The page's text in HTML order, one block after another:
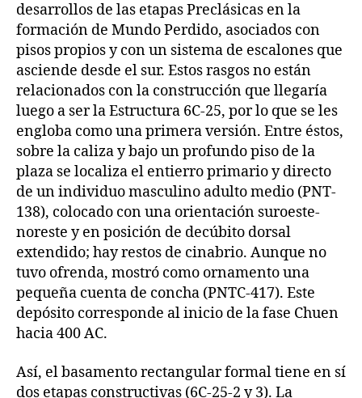
desarrollos de las etapas Preclásicas en la
formación de Mundo Perdido, asociados con
pisos propios y con un sistema de escalones que
asciende desde el sur. Estos rasgos no están
relacionados con la construcción que llegaría
luego a ser la Estructura 6C-25, por lo que se les
engloba como una primera versión. Entre éstos,
sobre la caliza y bajo un profundo piso de la
plaza se localiza el entierro primario y directo
de un individuo masculino adulto medio (PNT-
138), colocado con una orientación suroeste-
noreste y en posición de decúbito dorsal
extendido; hay restos de cinabrio. Aunque no
tuvo ofrenda, mostró como ornamento una
pequeña cuenta de concha (PNTC-417). Este
depósito corresponde al inicio de la fase Chuen
hacia 400 AC.
Así, el basamento rectangular formal tiene en sí
dos etapas constructivas (6C-25-2 y 3). La